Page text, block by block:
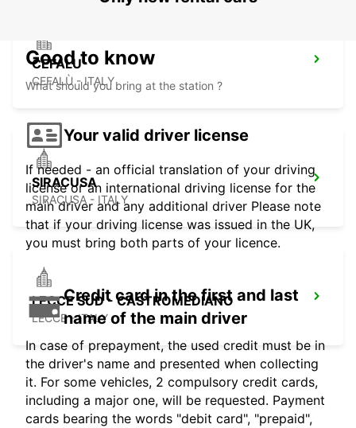
CEFALU'
CEFALÙ - ITALY
SIRACUSA
SIRACUSA - ITALY
LECCE SUD - CASTROMEDIANO
LECCE - ITALY
Good to know
What should you bring at the station ?
Your valid driver license
If needed - an official translation of your driving
license or an international driving license for the
main driver and any additional driver Please note
that if your driving license was issued in the UK,
you must bring both parts of your licence.
Credit card in the first and last
name of the main driver
In case of prepayment, the used credit must be in
the driver's name and presented when collecting
it. For some vehicles, 2 compulsory credit cards,
including a major one, will be requested. Payment
cards bearing the words "debit card", "prepaid",